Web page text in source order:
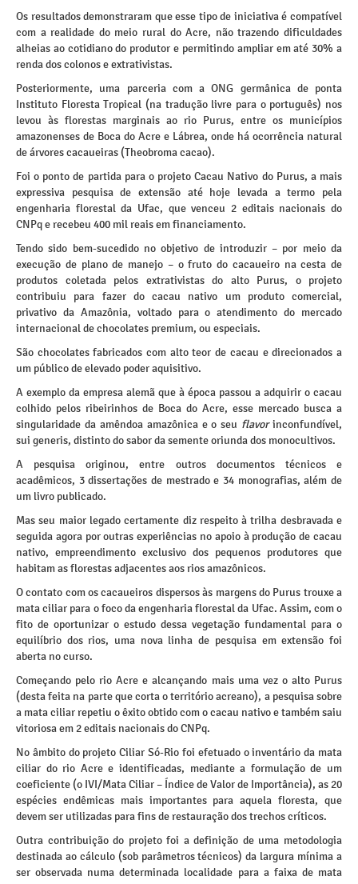
Os resultados demonstraram que esse tipo de iniciativa é compatível
com a realidade do meio rural do Acre, não trazendo dificuldades
alheias ao cotidiano do produtor e permitindo ampliar em até 30% a
renda dos colonos e extrativistas.
Posteriormente, uma parceria com a ONG germânica de ponta
Instituto Floresta Tropical (na tradução livre para o português) nos
levou às florestas marginais ao rio Purus, entre os municípios
amazonenses de Boca do Acre e Lábrea, onde há ocorrência natural
de árvores cacaueiras (Theobroma cacao).
Foi o ponto de partida para o projeto Cacau Nativo do Purus, a mais
expressiva pesquisa de extensão até hoje levada a termo pela
engenharia florestal da Ufac, que venceu 2 editais nacionais do
CNPq e recebeu 400 mil reais em financiamento.
Tendo sido bem-sucedido no objetivo de introduzir – por meio da
execução de plano de manejo – o fruto do cacaueiro na cesta de
produtos coletada pelos extrativistas do alto Purus, o projeto
contribuiu para fazer do cacau nativo um produto comercial,
privativo da Amazônia, voltado para o atendimento do mercado
internacional de chocolates premium, ou especiais.
São chocolates fabricados com alto teor de cacau e direcionados a
um público de elevado poder aquisitivo.
A exemplo da empresa alemã que à época passou a adquirir o cacau
colhido pelos ribeirinhos de Boca do Acre, esse mercado busca a
singularidade da amêndoa amazônica e o seu flavorinconfundível,
sui generis, distinto do sabor da semente oriunda dos monocultivos.
A pesquisa originou, entre outros documentos técnicos e
acadêmicos, 3 dissertações de mestrado e 34 monografias, além de
um livro publicado.
Mas seu maior legado certamente diz respeito à trilha desbravada e
seguida agora por outras experiências no apoio à produção de cacau
nativo, empreendimento exclusivo dos pequenos produtores que
habitam as florestas adjacentes aos rios amazônicos.
O contato com os cacaueiros dispersos às margens do Purus trouxe a
mata ciliar para o foco da engenharia florestal da Ufac. Assim, com o
fito de oportunizar o estudo dessa vegetação fundamental para o
equilíbrio dos rios, uma nova linha de pesquisa em extensão foi
aberta no curso.
Começando pelo rio Acre e alcançando mais uma vez o alto Purus
(desta feita na parte que corta o território acreano), a pesquisa sobre
a mata ciliar repetiu o êxito obtido com o cacau nativo e também saiu
vitoriosa em 2 editais nacionais do CNPq.
No âmbito do projeto Ciliar Só-Rio foi efetuado o inventário da mata
ciliar do rio Acre e identificadas, mediante a formulação de um
coeficiente (o IVI/Mata Ciliar – Índice de Valor de Importância), as 20
espécies endêmicas mais importantes para aquela floresta, que
devem ser utilizadas para fins de restauração dos trechos críticos.
Outra contribuição do projeto foi a definição de uma metodologia
destinada ao cálculo (sob parâmetros técnicos) da largura mínima a
ser observada numa determinada localidade para a faixa de mata